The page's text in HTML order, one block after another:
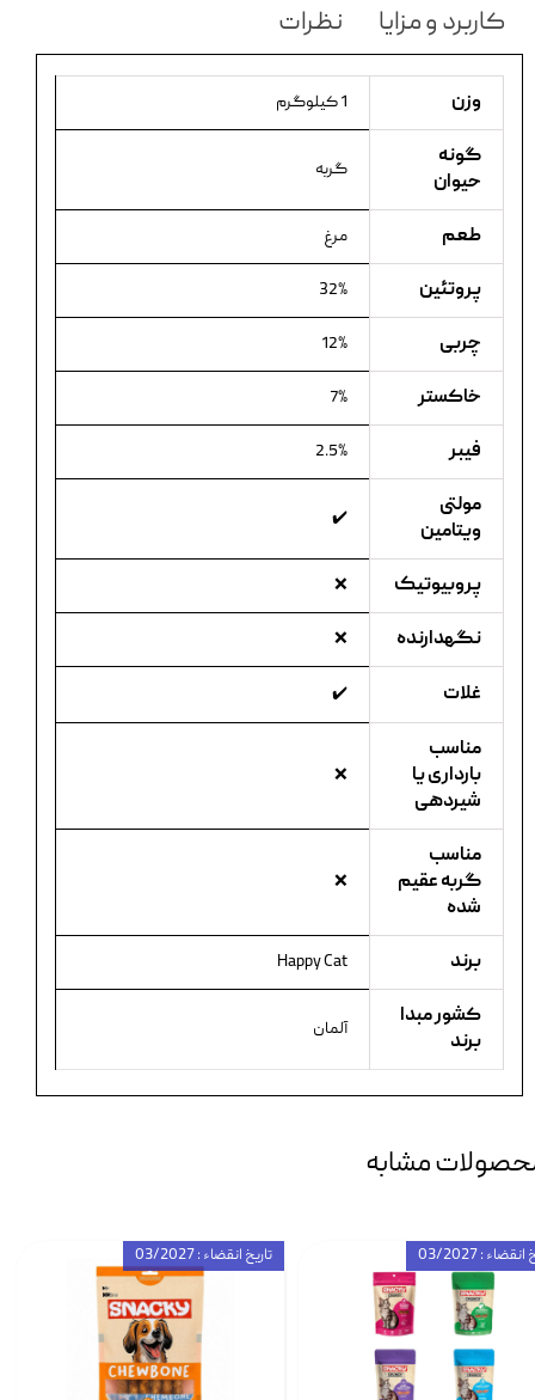
کاربرد و مزایا
نظرات
وزن 1 کیلوگرم
گونه
حیوان
گربه
طعم مرغ
پروتئین 32%
چربی 12%
خاکستر 7%
فیبر 2.5%
مولتی
ویتامین
✔️
پروبیوتیک ❌
نگهدارنده ❌
غلات ✔️
مناسب
بارداری یا
شیردهی
❌
مناسب
گربه عقیم
شده
❌
برند Happy Cat
کشور مبدا
برند
آلمان
مشابه
تاریخ انقضاء : 03/2027 : 03/2027